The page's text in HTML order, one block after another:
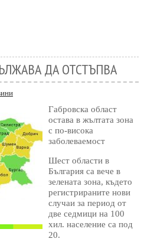
ДА ОТСТЪПВА
Габровска област
остава в жълтата зона
с по-висока
заболеваемост
Шест области в
България са вече в
зелената зона, където
регистрираните нови
случаи за период от
две седмици на 100
хил. население са под
20.